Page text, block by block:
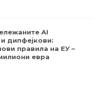
AI
дипфејкови:
правила на ЕУ –
евра